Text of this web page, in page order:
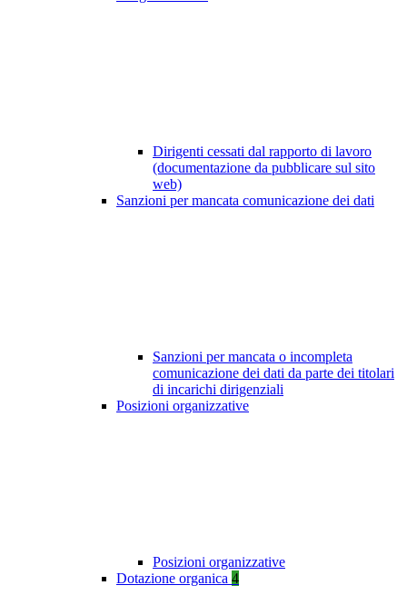
Dirigenti cessati dal rapporto di lavoro
(documentazione da pubblicare sul sito
web)
Sanzioni per mancata comunicazione dei dati
Sanzioni per mancata o incompleta
comunicazione dei dati da parte dei titolari
di incarichi dirigenziali
Posizioni organizzative
Posizioni organizzative
Dotazione organica 4